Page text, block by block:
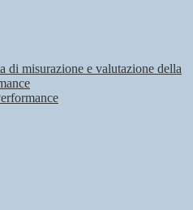
di misurazione e valutazione della